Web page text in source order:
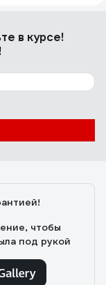
в курсе!
чтобы
под рукой